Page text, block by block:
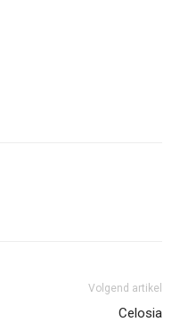
Volgend artikel
Celosia